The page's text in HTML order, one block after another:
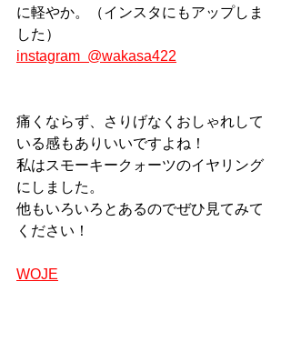
に軽やか。（インスタにもアップしま
した）
instagram  @wakasa422
痛くならず、さりげなくおしゃれして
いる感もありいいですよね！
私はスモーキークォーツのイヤリング
にしました。
他もいろいろとあるのでぜひ見てみて
ください！
WOJE